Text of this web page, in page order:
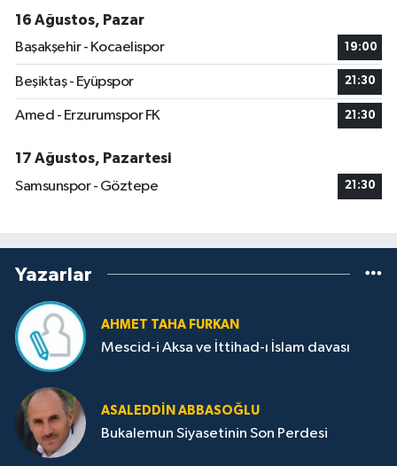
16 Ağustos, Pazar
Başakşehir - Kocaelispor
19:00
Beşiktaş - Eyüpspor 21:30
Amed - Erzurumspor FK 21:30
17 Ağustos, Pazartesi
Samsunspor - Göztepe
21:30
Yazarlar
AHMET TAHA FURKAN
Mescid-i Aksa ve İttihad-ı İslam davası
ASALEDDIN ABBASOĞLU
Bukalemun Siyasetinin Son Perdesi